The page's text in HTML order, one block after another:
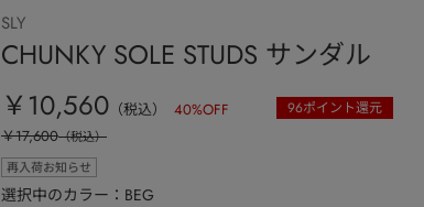
SLY
CHUNKY SOLE STUDS サンダル
￥10,560 （税込） 40%OFF 96ポイント還元
￥17,600（税込）
再入荷お知らせ
選択中のカラー：BEG